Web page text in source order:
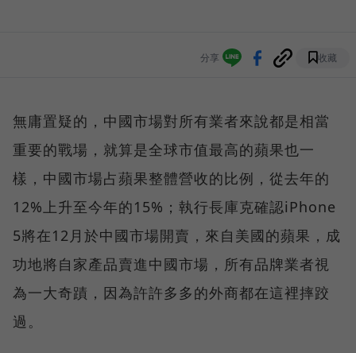
分享 收藏
無庸置疑的，中國市場對所有業者來說都是相當
重要的戰場，就算是全球市值最高的蘋果也一
樣，中國市場占蘋果整體營收的比例，從去年的
12%上升至今年的15%；執行長庫克確認iPhone
5將在12月於中國市場開賣，來自美國的蘋果，成
功地將自家產品賣進中國市場，所有品牌業者視
為一大奇蹟，因為許許多多的外商都在這裡摔跤
過。